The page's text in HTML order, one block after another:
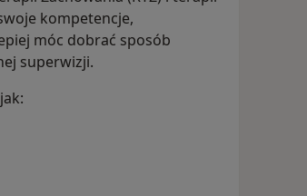
kompetencje,
móc dobrać sposób
superwizji.